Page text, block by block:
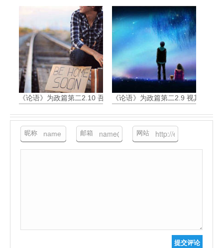
《论语》为政篇第二2.10 吾与回言终日，不违如愚
《论语》为政篇第二2.9 视其所以
昵称 邮箱 网站
提交评论